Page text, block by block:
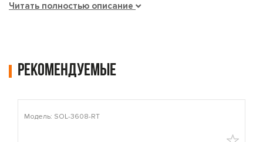
Читать полностью описание
Рекомендуемые
Модель: SOL-3608-RT